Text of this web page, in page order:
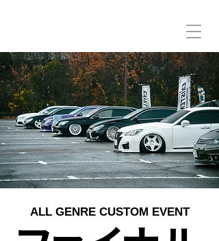
ALL GENRE CUSTOM EVENT